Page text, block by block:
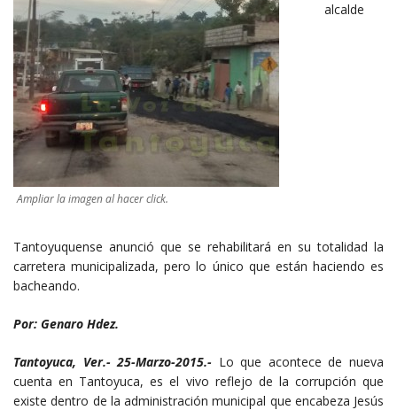
Ampliar la imagen al hacer click.
alcalde
Tantoyuquense anunció que se rehabilitará en su totalidad la
carretera municipalizada, pero lo único que están haciendo es
bacheando.
Por: Genaro Hdez.
Tantoyuca, Ver.- 25-Marzo-2015.- Lo que acontece de nueva
cuenta en Tantoyuca, es el vivo reflejo de la corrupción que
existe dentro de la administración municipal que encabeza Jesús